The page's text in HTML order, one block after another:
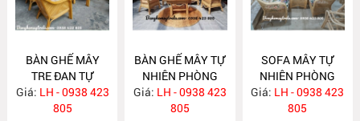
BÀN GHẾ MÂY
TRE ĐAN TỰ
NHIÊN MA622
Giá: LH - 0938 423
805
BÀN GHẾ MÂY TỰ
NHIÊN PHÒNG
KHÁCH LƯỚI MẮT
CÁO MA621
Giá: LH - 0938 423
805
SOFA MÂY TỰ
NHIÊN PHÒNG
KHÁCH MA620
Giá: LH - 0938 423
805